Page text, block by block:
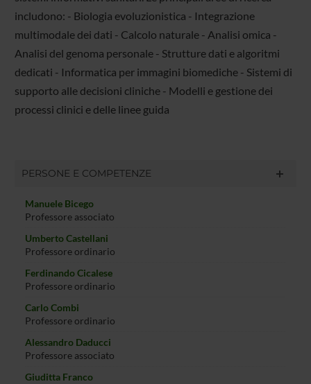
includono: - Biologia evoluzionistica - Integrazione
multimodale dei dati - Calcolo naturale - Analisi omica -
Analisi del genoma personale - Strutture dati e algoritmi
dedicati - Informatica per immagini biomediche - Sistemi di
supporto alle decisioni cliniche - Modelli e gestione dei
processi clinici e delle linee guida
PERSONE E COMPETENZE
Manuele Bicego
Professore associato
Umberto Castellani
Professore ordinario
Ferdinando Cicalese
Professore ordinario
Carlo Combi
Professore ordinario
Alessandro Daducci
Professore associato
Giuditta Franco